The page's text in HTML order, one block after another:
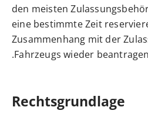
den meisten
eine bestimmte Zeit
Zusammenhang mit der
Fahrzeugs wieder beantragen.
Rechtsgrundlage